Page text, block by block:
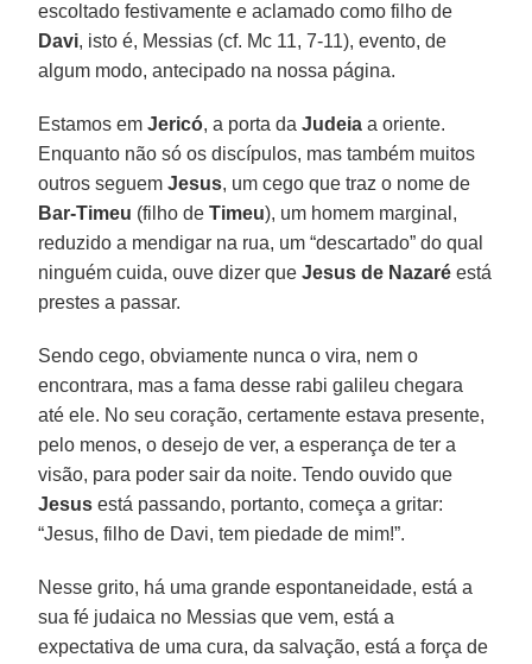
escoltado festivamente e aclamado como filho de
Davi, isto é, Messias (cf. Mc 11, 7-11), evento, de
algum modo, antecipado na nossa página.
Estamos emJericó, a porta daJudeia a oriente.
Enquanto não só os discípulos, mas também muitos
outros seguemJesus, um cego que traz o nome de
Bar-Timeu (filho deTimeu), um homem marginal,
reduzido a mendigar na rua, um “descartado” do qual
ninguém cuida, ouve dizer queJesus de Nazaré está
prestes a passar.
Sendo cego, obviamente nunca o vira, nem o
encontrara, mas a fama desse rabi galileu chegara
até ele. No seu coração, certamente estava presente,
pelo menos, o desejo de ver, a esperança de ter a
visão, para poder sair da noite. Tendo ouvido que
Jesus está passando, portanto, começa a gritar:
“Jesus, filho de Davi, tem piedade de mim!”.
Nesse grito, há uma grande espontaneidade, está a
sua fé judaica no Messias que vem, está a
expectativa de uma cura, da salvação, está a força de